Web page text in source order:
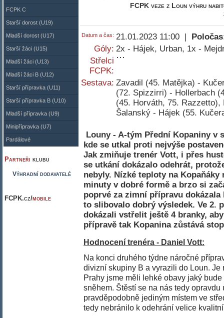
FCPK C
Starší dorost (U19)
Mladší dorost (U17)
Starší žáci (U15)
Mladší žáci (U13)
Mladší žáci B (U12)
Starší přípravka (U11)
Starší přípravka B (U10)
Mladší přípravka (U9)
Minipřípravka (U7)
Pardálové
Partneři klubu
Výhradní dodavatelé
FCPK.cz/mobile
FCPK veze z Loun výhru
Datum a čas: 21.01.2023 11:00 |
Góly: 2x - Hájek, Urban, 1x -
Střelci
FCPK:
Sestava: Zavadil (45. Matějka) -
(72. Spizzirri) - Hollerbach
(45. Horváth, 75.
Šalanský - Hájek (55.
Louny - A-tým Přední Kopaniny v
kde se utkal proti nejvýše
Jak zmiňuje trenér Vott, i přes
se utkání dokázalo odehrát,
nebyly. Nízké teploty na
minuty v dobré formě a brzo si
poprvé za zimní přípravu
to slibovalo dobrý výsledek. Ve 2.
dokázali vstřelit ještě 4 branky,
přípravě tak Kopanina zůstává
Hodnocení trenéra - Daniel Vott:
Na konci druhého týdne náročné
divizní skupiny B a vyrazili do Loun.
Prahy jsme měli lehké obavy jaký
sněhem. Štěstí se na nás tedy
pravděpodobně jediným místem ve
tedy nebránilo k odehrání velice